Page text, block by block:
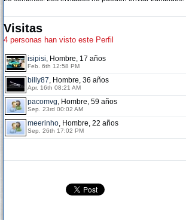
Visitas
4 personas han visto este Perfil
isipisi, Hombre, 17 años
Feb. 6th 12:58 PM
billy87, Hombre, 36 años
Apr. 16th 08:21 AM
pacomvg, Hombre, 59 años
Sep. 23rd 00:02 AM
meerinho, Hombre, 22 años
Sep. 26th 17:02 PM